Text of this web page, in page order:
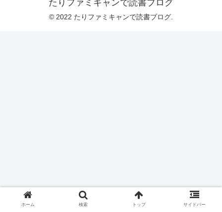
たりファミキャンで読書ブログ
© 2022 たりファミキャンで読書ブログ.
ホーム 検索 トップ サイドバー